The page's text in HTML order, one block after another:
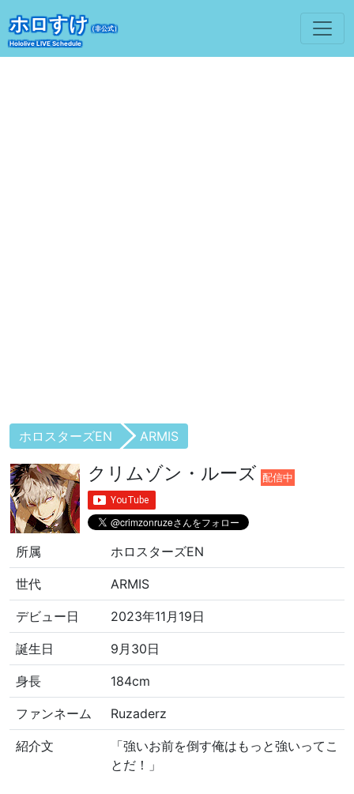
ホロすけ （非公式）
Hololive LIVE Schedule
ホロスターズEN ARMIS
クリムゾン・ルーズ 配信中
所属 ホロスターズEN
世代 ARMIS
デビュー日 2023年11月19日
誕生日 9月30日
身長 184cm
ファンネーム Ruzaderz
紹介文
「強いお前を倒す俺はもっと強いってこ
とだ！」